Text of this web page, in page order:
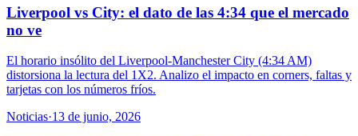
Liverpool vs City: el dato de las 4:34 que el mercado
no ve
El horario insólito del Liverpool-Manchester City (4:34 AM)
distorsiona la lectura del 1X2. Analizo el impacto en corners, faltas y
tarjetas con los números fríos.
Noticias·13 de junio, 2026